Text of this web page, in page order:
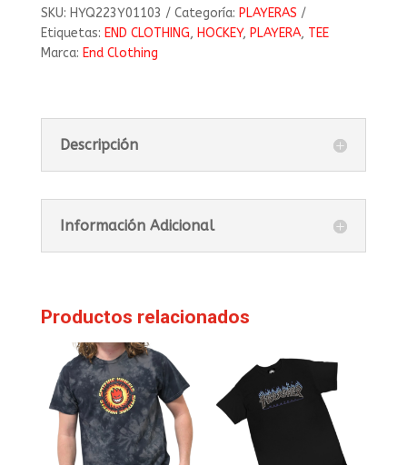
SKU: HYQ223Y01103 Categoría: PLAYERAS
Etiquetas: END CLOTHING, HOCKEY, PLAYERA, TEE
Marca: End Clothing
Descripción
Información Adicional
Productos relacionados